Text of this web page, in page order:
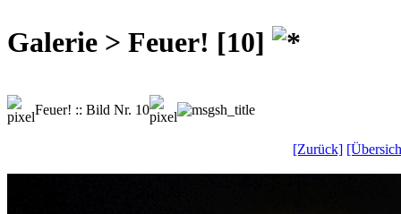
Galerie > Feuer! [10]
Feuer! :: Bild Nr. 10
[Zurück]